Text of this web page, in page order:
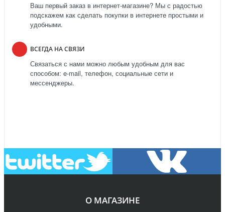
Ваш первый заказ в интернет-магазине? Мы с радостью
подскажем как сделать покупки в интернете простыми и
удобными.
ВСЕГДА НА СВЯЗИ
Связаться с нами можно любым удобным для вас
способом: e-mail, телефон, социальные сети и
мессенджеры.
О МАГАЗИНЕ